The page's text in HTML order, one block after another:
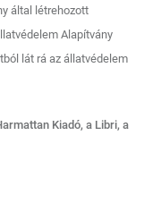
által létrehozott
Alapítvány
lát rá az állatvédelem
Kiadó, a Libri, a